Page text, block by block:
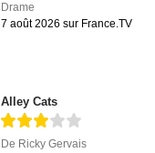
Drame
7 août 2026 sur France.TV
Alley Cats
De Ricky Gervais